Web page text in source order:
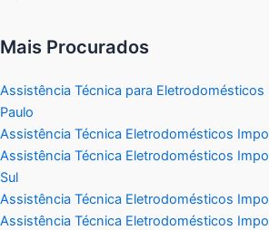
Mais Procurados
Assistência Técnica para
Paulo
Assistência Técnica Eletrodomésticos
Assistência Técnica Eletrodomésticos
Sul
Assistência Técnica Eletrodomésticos
Assistência Técnica Eletrodomésticos